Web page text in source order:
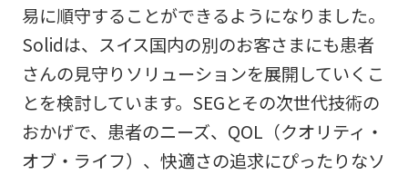
易に順守することができるようになりました。
Solidは、スイス国内の別のお客さまにも患者
さんの見守りソリューションを展開していくこ
とを検討しています。SEGとその次世代技術の
おかげで、患者のニーズ、QOL（クオリティ・
オブ・ライフ）、快適さの追求にぴったりなソ